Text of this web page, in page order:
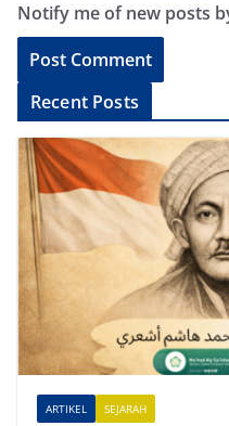
Notify me of new posts
l
t
v
Recent Posts
ARTIKEL SEJARAH